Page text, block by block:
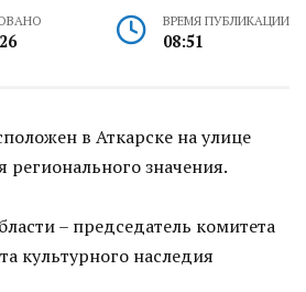
ВРЕМЯ ПУБЛИКАЦИИ
08:51
в Аткарске на улице
регионального значения.
– председатель комитета
культурного наследия